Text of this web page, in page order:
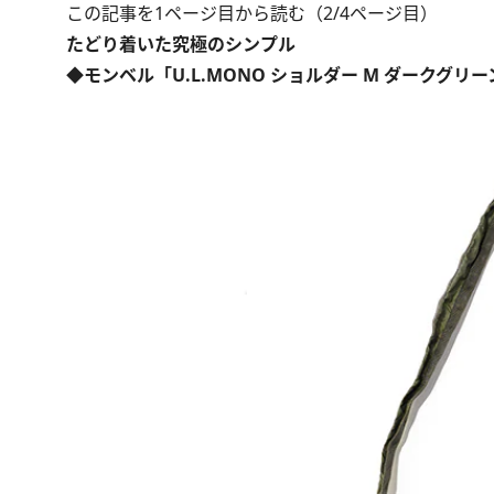
この記事を1ページ目から読む（2/4ページ目）
たどり着いた究極のシンプル
◆モンベル「U.L.MONO ショルダー M ダークグリー